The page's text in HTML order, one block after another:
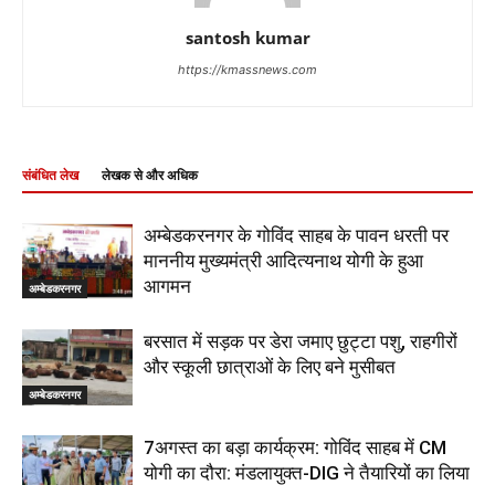
santosh kumar
https://kmassnews.com
संबंधित लेख लेखक से और अधिक
अम्बेडकरनगर
अम्बेडकरनगर के गोविंद साहब के पावन धरती पर
माननीय मुख्यमंत्री आदित्यनाथ योगी के हुआ
आगमन
अम्बेडकरनगर
बरसात में सड़क पर डेरा जमाए छुट्टा पशु, राहगीरों
और स्कूली छात्राओं के लिए बने मुसीबत
7अगस्त का बड़ा कार्यक्रम: गोविंद साहब में CM
योगी का दौरा: मंडलायुक्त-DIG ने तैयारियों का लिया